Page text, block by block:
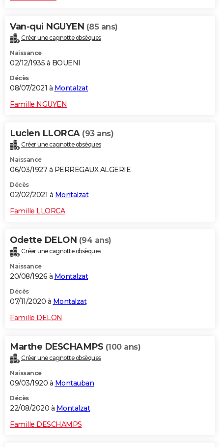
Van-qui NGUYEN (85 ans)
Créer une cagnotte obsèques
Naissance
02/12/1935 à BOUENI
Décès
08/07/2021 à Montalzat
Famille NGUYEN
Lucien LLORCA (93 ans)
Créer une cagnotte obsèques
Naissance
06/03/1927 à PERREGAUX ALGERIE
Décès
02/02/2021 à Montalzat
Famille LLORCA
Odette DELON (94 ans)
Créer une cagnotte obsèques
Naissance
20/08/1926 à Montalzat
Décès
07/11/2020 à Montalzat
Famille DELON
Marthe DESCHAMPS (100 ans)
Créer une cagnotte obsèques
Naissance
09/03/1920 à Montauban
Décès
22/08/2020 à Montalzat
Famille DESCHAMPS